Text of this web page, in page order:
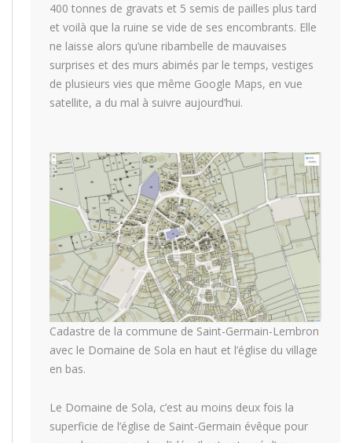
400 tonnes de gravats et 5 semis de pailles plus tard
et voilà que la ruine se vide de ses encombrants. Elle
ne laisse alors qu’une ribambelle de mauvaises
surprises et des murs abimés par le temps, vestiges
de plusieurs vies que même Google Maps, en vue
satellite, a du mal à suivre aujourd’hui.
Cadastre de la commune de Saint-Germain-Lembron
avec le Domaine de Sola en haut et l’église du village
en bas.
Le Domaine de Sola, c’est au moins deux fois la
superficie de l’église de Saint-Germain évêque pour